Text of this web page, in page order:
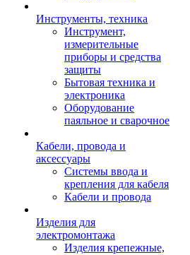
Инструменты, техника
Инструмент,
измерительные
приборы и средства
защиты
Бытовая техника и
электроника
Оборудование
паяльное и сварочное
Кабели, провода и
аксессуары
Системы ввода и
крепления для кабеля
Кабели и провода
Изделия для
электромонтажа
Изделия крепежные,